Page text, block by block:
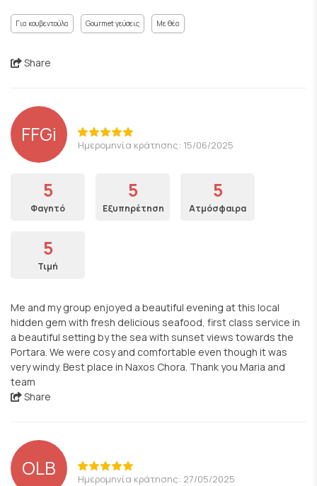
Για κουβεντούλα Gourmet γεύσεις Με θέα
Share
FFGi Ημερομηνία κράτησης: 15/06/2025
5
Φαγητό
5
Εξυπηρέτηση
5
Ατμόσφαιρα
5
Τιμή
Me and my group enjoyed a beautiful evening at this local
hidden gem with fresh delicious seafood, first class service in
a beautiful setting by the sea with sunset views towards the
Portara. We were cosy and comfortable even though it was
very windy. Best place in Naxos Chora. Thank you Maria and
team
Share
OLB Ημερομηνία κράτησης: 27/05/2025